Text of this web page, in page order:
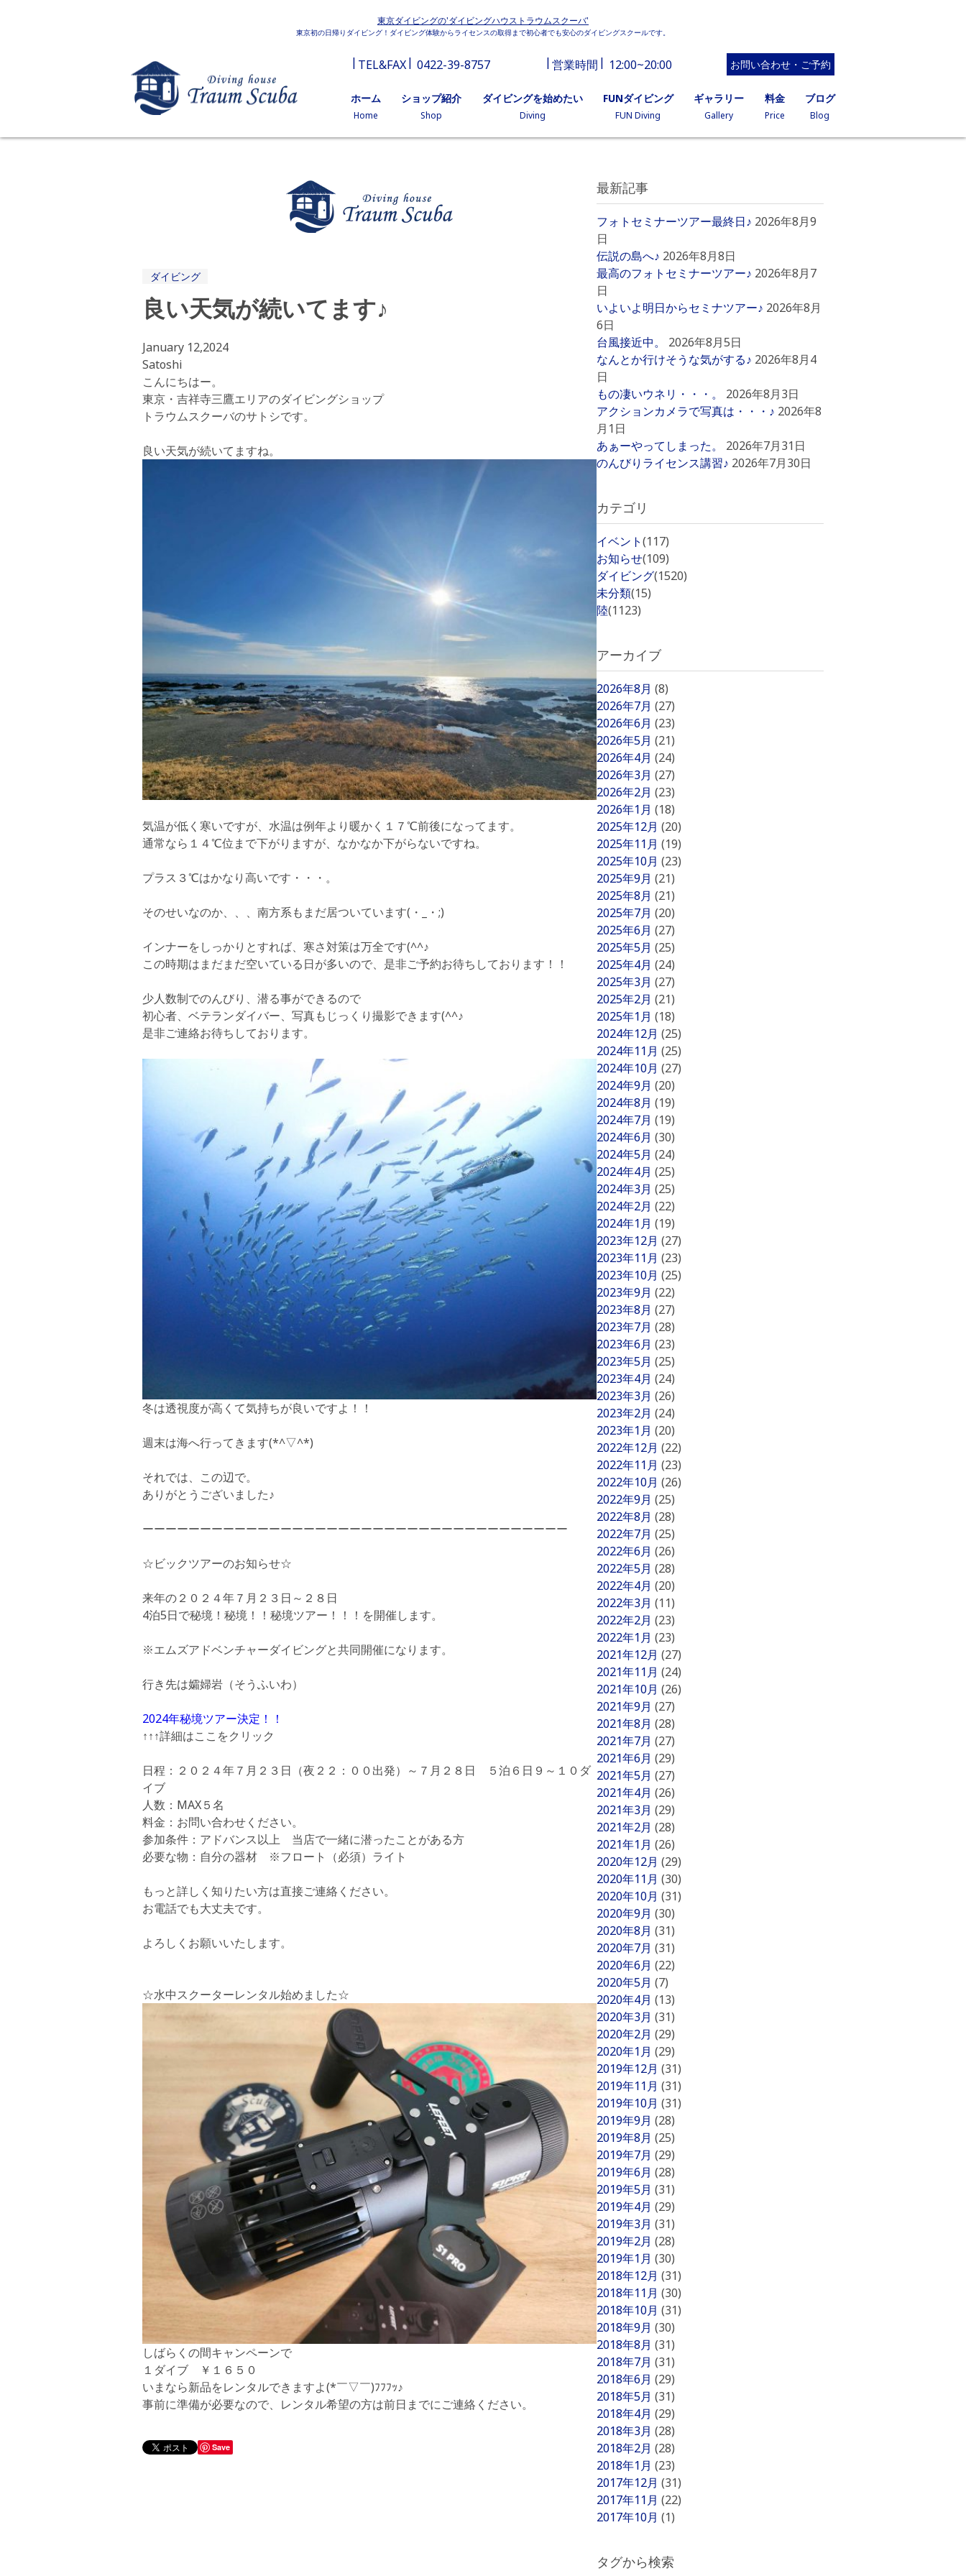
東京ダイビングの'ダイビングハウストラウムスクーバ'
東京初の日帰りダイビング！ダイビング体験からライセンスの取得まで初心者でも安心のダイビングスクールです。
TEL&FAX 0422-39-8757 営業時間 12:00~20:00 お問い合わせ・ご予約
ホーム
Home
ショップ紹介
Shop
ダイビングを始めたい
Diving
FUNダイビング
FUN Diving
ギャラリー
Gallery
料金
Price
ブログ
Blog
ダイビング
良い天気が続いてます♪
January 12,2024
Satoshi
こんにちはー。
東京・吉祥寺三鷹エリアのダイビングショップ
トラウムスクーバのサトシです。
良い天気が続いてますね。
気温が低く寒いですが、水温は例年より暖かく１７℃前後になってます。
通常なら１４℃位まで下がりますが、なかなか下がらないですね。
プラス３℃はかなり高いです・・・。
そのせいなのか、、、南方系もまだ居ついています(・_・;)
インナーをしっかりとすれば、寒さ対策は万全です(^^♪
この時期はまだまだ空いている日が多いので、是非ご予約お待ちしております！！
少人数制でのんびり、潜る事ができるので
初心者、ベテランダイバー、写真もじっくり撮影できます(^^♪
是非ご連絡お待ちしております。
冬は透視度が高くて気持ちが良いですよ！！
週末は海へ行ってきます(*^▽^*)
それでは、この辺で。
ありがとうございました♪
ーーーーーーーーーーーーーーーーーーーーーーーーーーーーーーーーーーーーー
☆ビックツアーのお知らせ☆
来年の２０２４年７月２３日～２８日
4泊5日で秘境！秘境！！秘境ツアー！！！ を開催します。
※エムズアドベンチャーダイビングと共同開催になります。
行き先は孀婦岩（そうふいわ）
2024年秘境ツアー決定！！
↑↑↑詳細はここをクリック
日程： ２０２４年７月２３日（夜２２：００出発）～７月２８日 ５泊６日９～１０ダ
イブ
人数：MAX５名
料金：お問い合わせください。
参加条件：アドバンス以上 当店で一緒に潜ったことがある方
必要な物：自分の器材 ※フロート（必須）ライト
もっと詳しく知りたい方は直接ご連絡ください。
お電話でも大丈夫です。
よろしくお願いいたします。
☆水中スクーターレンタル始めました☆
しばらくの間キャンペーンで
１ダイブ ￥１６５０
いまなら新品をレンタルできますよ(*￣▽￣)ﾌﾌﾌｯ♪
事前に準備が必要なので、レンタル希望の方は前日までにご連絡ください。
Save
最新記事
フォトセミナーツアー最終日♪ 2026年8月9
日
伝説の島へ♪ 2026年8月8日
最高のフォトセミナーツアー♪ 2026年8月7
日
いよいよ明日からセミナツアー♪ 2026年8月
6日
台風接近中。
2026年8月5日
なんとか行けそうな気がする♪ 2026年8月4
日
もの凄いウネリ・・・。
2026年8月3日
アクションカメラで写真は・・・♪ 2026年8
月1日
あぁーやってしまった。
2026年7月31日
のんびりライセンス講習♪ 2026年7月30日
カテゴリ
イベント(117)
お知らせ(109)
ダイビング(1520)
未分類(15)
陸(1123)
アーカイブ
2026年8月 (8)
2026年7月 (27)
2026年6月 (23)
2026年5月 (21)
2026年4月 (24)
2026年3月 (27)
2026年2月 (23)
2026年1月 (18)
2025年12月 (20)
2025年11月 (19)
2025年10月 (23)
2025年9月 (21)
2025年8月 (21)
2025年7月 (20)
2025年6月 (27)
2025年5月 (25)
2025年4月 (24)
2025年3月 (27)
2025年2月 (21)
2025年1月 (18)
2024年12月 (25)
2024年11月 (25)
2024年10月 (27)
2024年9月 (20)
2024年8月 (19)
2024年7月 (19)
2024年6月 (30)
2024年5月 (24)
2024年4月 (25)
2024年3月 (25)
2024年2月 (22)
2024年1月 (19)
2023年12月 (27)
2023年11月 (23)
2023年10月 (25)
2023年9月 (22)
2023年8月 (27)
2023年7月 (28)
2023年6月 (23)
2023年5月 (25)
2023年4月 (24)
2023年3月 (26)
2023年2月 (24)
2023年1月 (20)
2022年12月 (22)
2022年11月 (23)
2022年10月 (26)
2022年9月 (25)
2022年8月 (28)
2022年7月 (25)
2022年6月 (26)
2022年5月 (28)
2022年4月 (20)
2022年3月 (11)
2022年2月 (23)
2022年1月 (23)
2021年12月 (27)
2021年11月 (24)
2021年10月 (26)
2021年9月 (27)
2021年8月 (28)
2021年7月 (27)
2021年6月 (29)
2021年5月 (27)
2021年4月 (26)
2021年3月 (29)
2021年2月 (28)
2021年1月 (26)
2020年12月 (29)
2020年11月 (30)
2020年10月 (31)
2020年9月 (30)
2020年8月 (31)
2020年7月 (31)
2020年6月 (22)
2020年5月 (7)
2020年4月 (13)
2020年3月 (31)
2020年2月 (29)
2020年1月 (29)
2019年12月 (31)
2019年11月 (31)
2019年10月 (31)
2019年9月 (28)
2019年8月 (25)
2019年7月 (29)
2019年6月 (28)
2019年5月 (31)
2019年4月 (29)
2019年3月 (31)
2019年2月 (28)
2019年1月 (30)
2018年12月 (31)
2018年11月 (30)
2018年10月 (31)
2018年9月 (30)
2018年8月 (31)
2018年7月 (31)
2018年6月 (29)
2018年5月 (31)
2018年4月 (29)
2018年3月 (28)
2018年2月 (28)
2018年1月 (23)
2017年12月 (31)
2017年11月 (22)
2017年10月 (1)
タグから検索